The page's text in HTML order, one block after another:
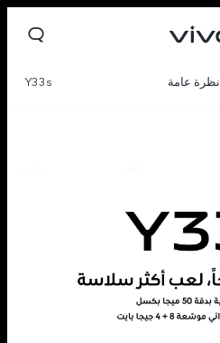
Y33s نظرة عامة